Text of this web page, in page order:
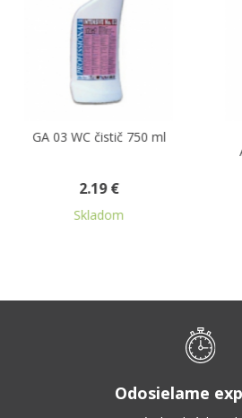
03 WC čistič 750 ml
2.19 €
Skladom
Odosielame